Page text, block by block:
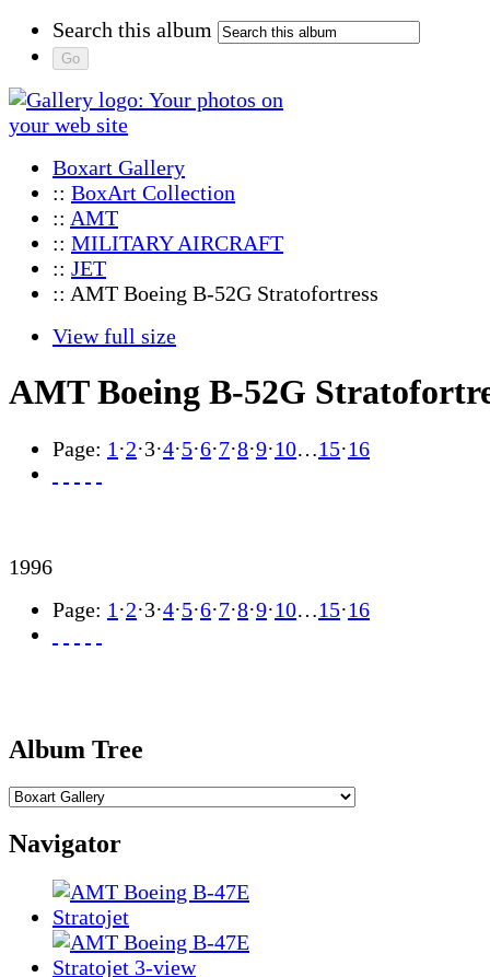
Search this album
Boxart Gallery
:: BoxArt Collection
:: AMT
:: MILITARY AIRCRAFT
:: JET
:: AMT Boeing B-52G Stratofortress
View full size
AMT Boeing B-52G
Page: 1 ·2·3·4·5·6·7·8·9·10…15·16
1996
Page: 1 ·2·3·4·5·6·7·8·9·10…15·16
Album Tree
Navigator